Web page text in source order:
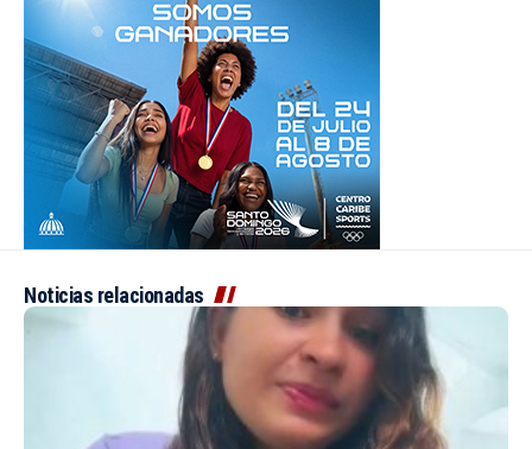
Noticias relacionadas